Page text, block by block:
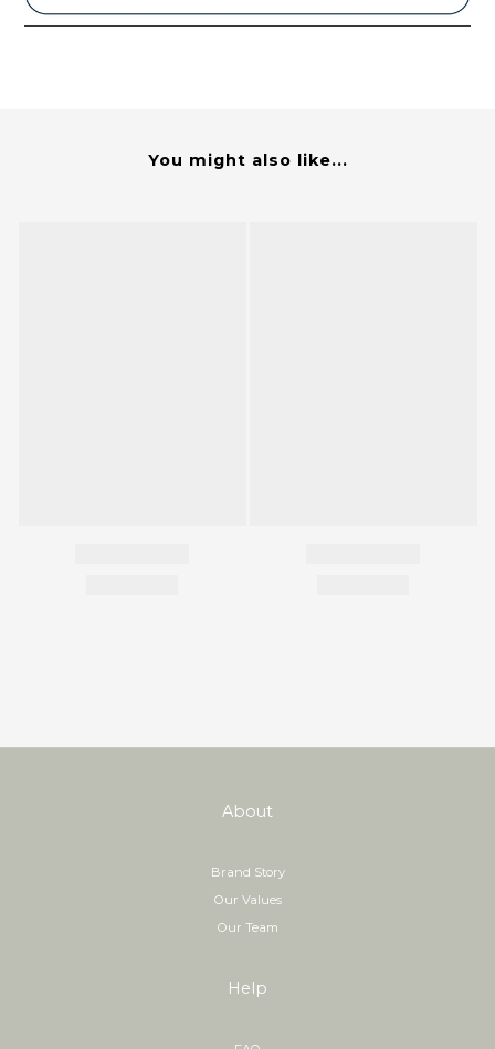
You might also like...
About
Brand Story
Our Values
Our Team
Help